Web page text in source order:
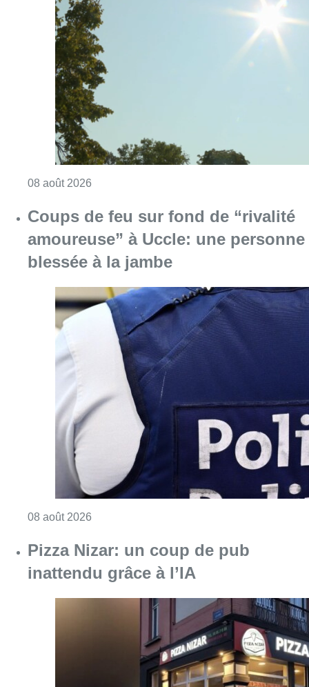
08 août 2026
Coups de feu sur fond de “rivalité
amoureuse” à Uccle: une personne
blessée à la jambe
08 août 2026
Pizza Nizar: un coup de pub
inattendu grâce à l’IA